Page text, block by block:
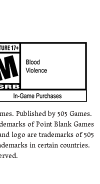
Published by 505 Games.
of Point Blank Games
logo are trademarks of 505
in certain countries.